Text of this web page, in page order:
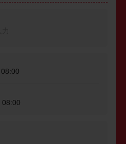
08:00
08:00